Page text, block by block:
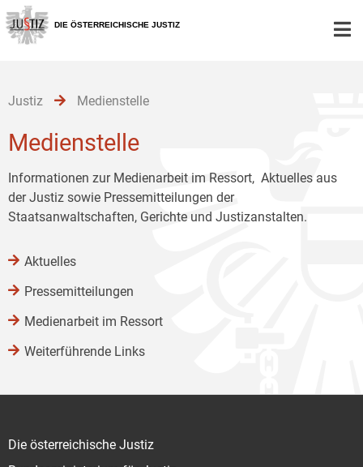
Zur
Hauptnavigation
[1]
Zum
Inhalt
[2]
Zum
Untermenü
[3]
DIE ÖSTERREICHISCHE JUSTIZ
Justiz Medienstelle
Medienstelle
Informationen zur Medienarbeit im Ressort, Aktuelles aus
der Justiz sowie Pressemitteilungen der
Staatsanwaltschaften, Gerichte und Justizanstalten.
Aktuelles
Pressemitteilungen
Medienarbeit im Ressort
Weiterführende Links
Die österreichische Justiz